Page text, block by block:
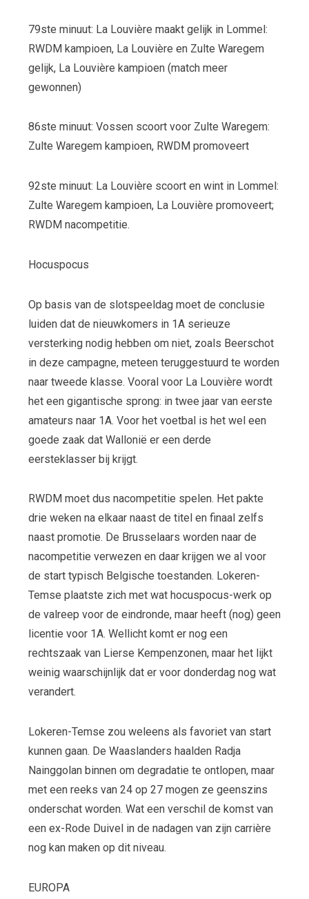
79ste minuut: La Louvière maakt gelijk in Lommel:
RWDM kampioen, La Louvière en Zulte Waregem
gelijk, La Louvière kampioen (match meer
gewonnen)
86ste minuut: Vossen scoort voor Zulte Waregem:
Zulte Waregem kampioen, RWDM promoveert
92ste minuut: La Louvière scoort en wint in Lommel:
Zulte Waregem kampioen, La Louvière promoveert;
RWDM nacompetitie.
Hocuspocus
Op basis van de slotspeeldag moet de conclusie
luiden dat de nieuwkomers in 1A serieuze
versterking nodig hebben om niet, zoals Beerschot
in deze campagne, meteen teruggestuurd te worden
naar tweede klasse. Vooral voor La Louvière wordt
het een gigantische sprong: in twee jaar van eerste
amateurs naar 1A. Voor het voetbal is het wel een
goede zaak dat Wallonië er een derde
eersteklasser bij krijgt.
RWDM moet dus nacompetitie spelen. Het pakte
drie weken na elkaar naast de titel en finaal zelfs
naast promotie. De Brusselaars worden naar de
nacompetitie verwezen en daar krijgen we al voor
de start typisch Belgische toestanden. Lokeren-
Temse plaatste zich met wat hocuspocus-werk op
de valreep voor de eindronde, maar heeft (nog) geen
licentie voor 1A. Wellicht komt er nog een
rechtszaak van Lierse Kempenzonen, maar het lijkt
weinig waarschijnlijk dat er voor donderdag nog wat
verandert.
Lokeren-Temse zou weleens als favoriet van start
kunnen gaan. De Waaslanders haalden Radja
Nainggolan binnen om degradatie te ontlopen, maar
met een reeks van 24 op 27 mogen ze geenszins
onderschat worden. Wat een verschil de komst van
een ex-Rode Duivel in de nadagen van zijn carrière
nog kan maken op dit niveau.
EUROPA